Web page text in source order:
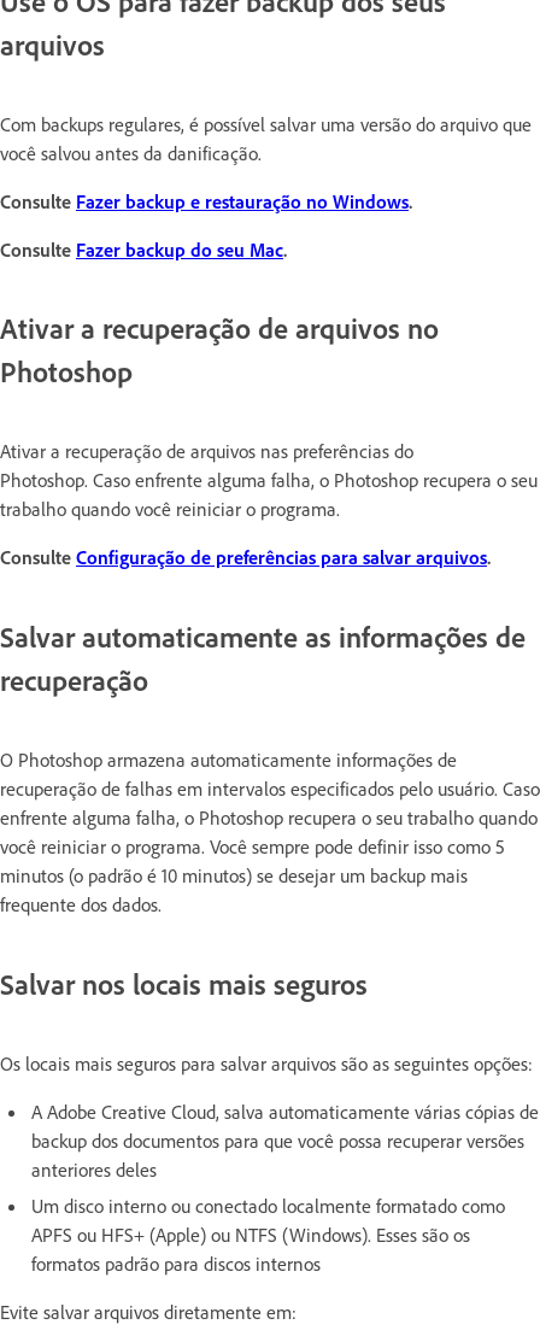
arquivos
Com backups regulares, é possível salvar uma versão do arquivo que
você salvou antes da danificação.
Consulte Fazer backup e restauração no Windows.
Consulte Fazer backup do seu Mac.
Ativar a recuperação de arquivos no
Photoshop
Ativar a recuperação de arquivos nas preferências do
Photoshop. Caso enfrente alguma falha, o Photoshop recupera o seu
trabalho quando você reiniciar o programa.
Consulte Configuração de preferências para salvar arquivos.
Salvar automaticamente as informações de
recuperação
O Photoshop armazena automaticamente informações de
recuperação de falhas em intervalos especificados pelo usuário. Caso
enfrente alguma falha, o Photoshop recupera o seu trabalho quando
você reiniciar o programa. Você sempre pode definir isso como 5
minutos (o padrão é 10 minutos) se desejar um backup mais
frequente dos dados.
Salvar nos locais mais seguros
Os locais mais seguros para salvar arquivos são as seguintes opções:
A Adobe Creative Cloud, salva automaticamente várias cópias de
backup dos documentos para que você possa recuperar versões
anteriores deles
Um disco interno ou conectado localmente formatado como
APFS ou HFS+ (Apple) ou NTFS (Windows). Esses são os
formatos padrão para discos internos
Evite salvar arquivos diretamente em: